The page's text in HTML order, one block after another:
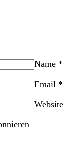
Name *
Email *
Website